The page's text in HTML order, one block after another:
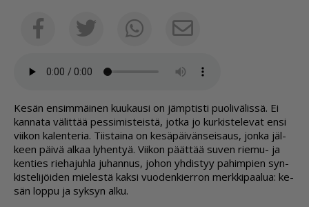
FacebookTwitterWhatsappSähköposti
Ke­sän en­sim­mäi­nen kuu­kau­si on jämp­tis­ti puo­li­vä­lis­sä. Ei
kan­na­ta vä­lit­tää pes­si­mis­teis­tä, jot­ka jo kur­kis­te­le­vat en­si
vii­kon ka­len­te­ria. Tiis­tai­na on ke­sä­päi­vän­sei­saus, jon­ka jäl­
keen päi­vä al­kaa ly­hen­tyä. Vii­kon päät­tää su­ven rie­mu- ja
ken­ties rie­ha­juh­la ju­han­nus, jo­hon yh­dis­tyy pa­him­pien syn­
kis­te­li­jöi­den mie­les­tä kak­si vuo­den­kier­ron merk­ki­paa­lua: ke­
sän lop­pu ja syk­syn al­ku.